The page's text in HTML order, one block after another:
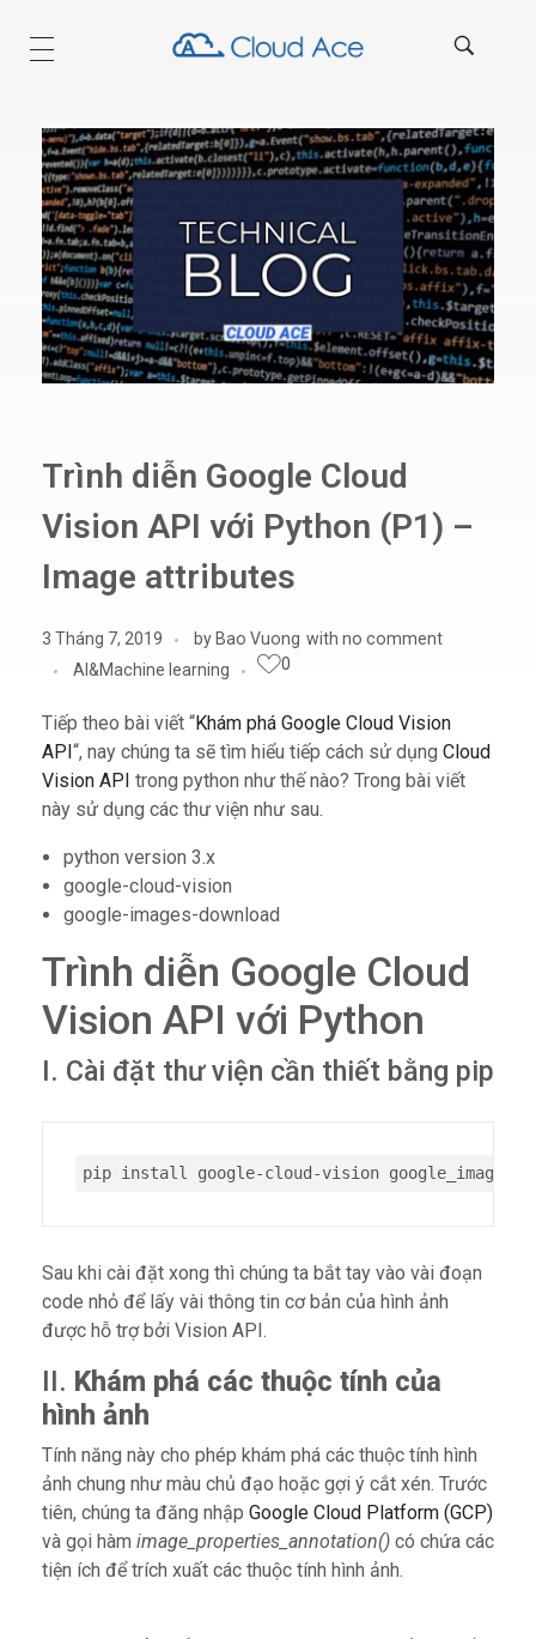
Trình diễn Google Cloud
Vision API với Python (P1) –
Image attributes
3 Tháng 7, 2019 by Bao Vuong with no comment
AI&Machine learning
0
Tiếp theo bài viết “Khám phá Google Cloud Vision
API “, nay chúng ta sẽ tìm hiểu tiếp cách sử dụng Cloud
Vision API trong python như thế nào? Trong bài viết
này sử dụng các thư viện như sau.
python version 3.x
google-cloud-vision
google-images-download
Trình diễn Google Cloud
Vision API với Python
I. Cài đặt thư viện cần thiết bằng pip
pip install google-cloud-vision
Sau khi cài đặt xong thì chúng ta bắt tay vào vài đoạn
code nhỏ để lấy vài thông tin cơ bản của hình ảnh
được hỗ trợ bởi Vision API.
II. Khám phá các thuộc tính của
hình ảnh
Tính năng này cho phép khám phá các thuộc tính hình
ảnh chung như màu chủ đạo hoặc gợi ý cắt xén. Trước
tiên, chúng ta đăng nhập Google Cloud Platform (GCP)
và gọi hàm image_properties_annotation() có chứa các
tiện ích để trích xuất các thuộc tính hình ảnh.